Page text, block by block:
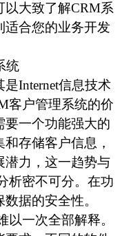
以大致了解CRM系
适合您的业务开发
统
Internet信息技术
客户管理系统的价
要一个功能强大的
存储客户信息，
潜力，这一趋势与
析密不可分。在功
据的安全性。
一次全部解释。